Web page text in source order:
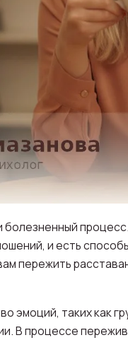
и есть
пережить
эмоций, таких как
В процессе